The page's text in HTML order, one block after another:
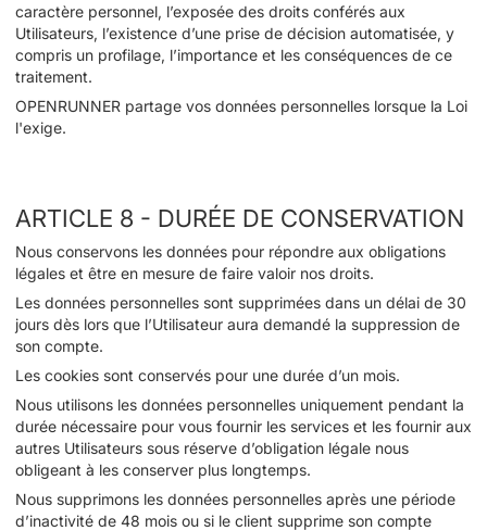
caractère personnel, l’exposée des droits conférés aux
Utilisateurs, l’existence d’une prise de décision automatisée, y
compris un profilage, l’importance et les conséquences de ce
traitement.
OPENRUNNER partage vos données personnelles lorsque la Loi
l'exige.
ARTICLE 8 - DURÉE DE CONSERVATION
Nous conservons les données pour répondre aux obligations
légales et être en mesure de faire valoir nos droits.
Les données personnelles sont supprimées dans un délai de 30
jours dès lors que l’Utilisateur aura demandé la suppression de
son compte.
Les cookies sont conservés pour une durée d’un mois.
Nous utilisons les données personnelles uniquement pendant la
durée nécessaire pour vous fournir les services et les fournir aux
autres Utilisateurs sous réserve d’obligation légale nous
obligeant à les conserver plus longtemps.
Nous supprimons les données personnelles après une période
d’inactivité de 48 mois ou si le client supprime son compte